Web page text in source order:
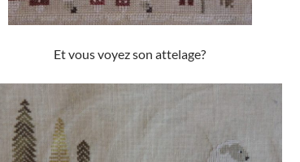
Et vous voyez son attelage?